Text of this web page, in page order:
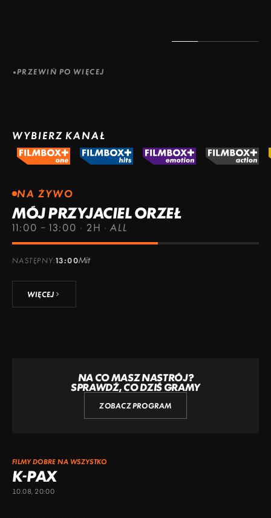
PRZEWIŃ PO WIĘCEJ
WYBIERZ KANAŁ
NA ŻYWO
MÓJ PRZYJACIEL ORZEŁ
11:00 – 13:00 · 2H ·ALL
NASTĘPNY:13:00Mit
WIĘCEJ
NA CO MASZ NASTRÓJ?
SPRAWDŹ, CO DZIŚ GRAMY
ZOBACZ PROGRAM
FILMY DOBRE NA WSZYSTKO
K-PAX
10.08, 20:00